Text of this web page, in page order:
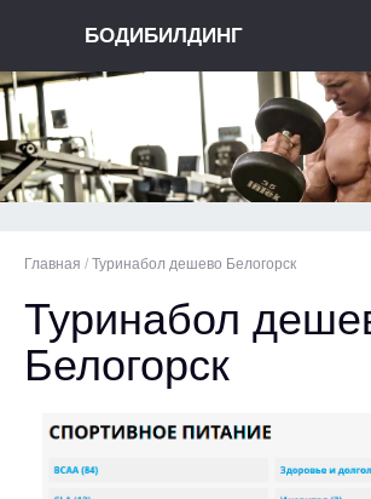
БОДИБИЛДИНГ
Главная / Туринабол дешево Белогорск
Туринабол
Белогорск